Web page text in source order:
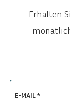
Erhalten
E-MAIL *